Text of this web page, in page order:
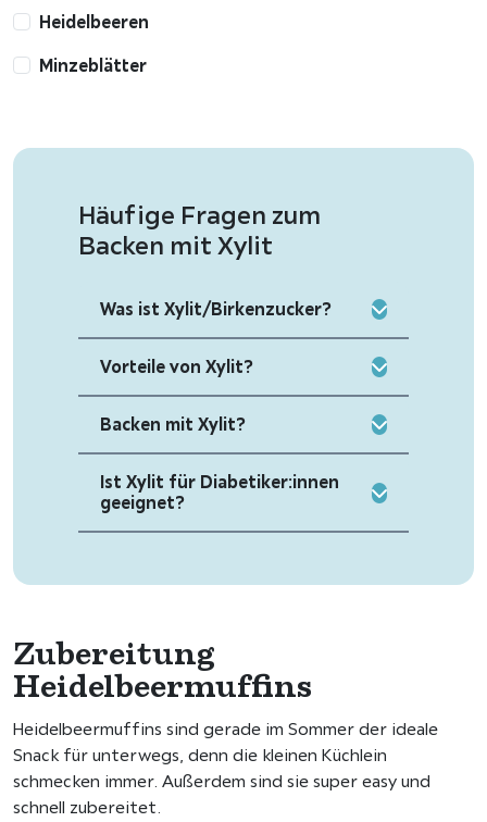
Heidelbeeren
Minzeblätter
Häufige Fragen zum
Backen mit Xylit
Was ist Xylit/Birkenzucker?
Vorteile von Xylit?
Backen mit Xylit?
Ist Xylit für Diabetiker:innen
geeignet?
Zubereitung
Heidelbeermuffins
Heidelbeermuffins sind gerade im Sommer der ideale
Snack für unterwegs, denn die kleinen Küchlein
schmecken immer. Außerdem sind sie super easy und
schnell zubereitet.